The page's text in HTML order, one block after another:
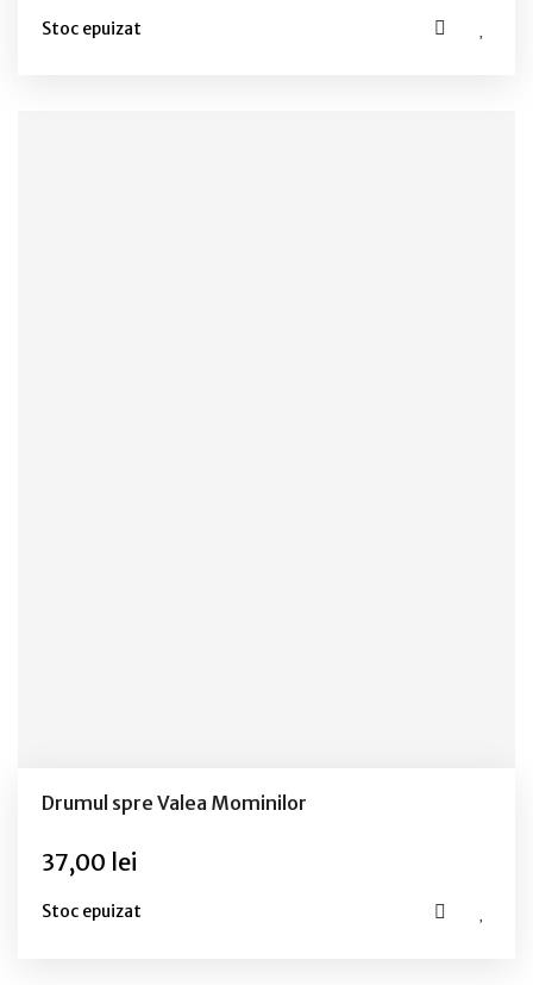
Stoc epuizat
Drumul spre Valea Mominilor
37,00 lei
Stoc epuizat